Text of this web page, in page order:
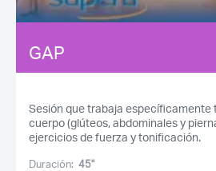
GAP
Sesión que trabaja específicamente
cuerpo (glúteos, abdominales y
ejercicios de fuerza y tonificación.
Duración: 45''